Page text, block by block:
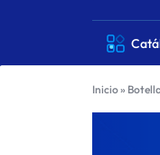
DE
Inicio»